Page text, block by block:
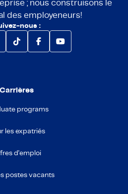
; nous construisons le
des employeneurs!
nous :
Carrières
programs
les expatriés
d'emploi
postes vacants